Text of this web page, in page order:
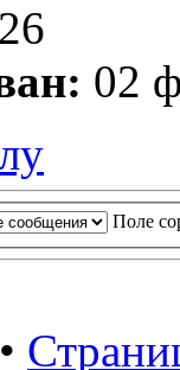
02
Поле